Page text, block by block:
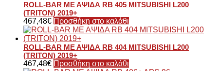
ROLL-BAR ΜΕ ΑΨΙΔΑ RB 405 MITSUBISHI L200
(TRITON) 2019+
467,48€ Προσθήκη στο καλάθι
ROLL-BAR ΜΕ ΑΨΙΔΑ RB 404 MITSUBISHI L200
(TRITON) 2019+
467,48€ Προσθήκη στο καλάθι